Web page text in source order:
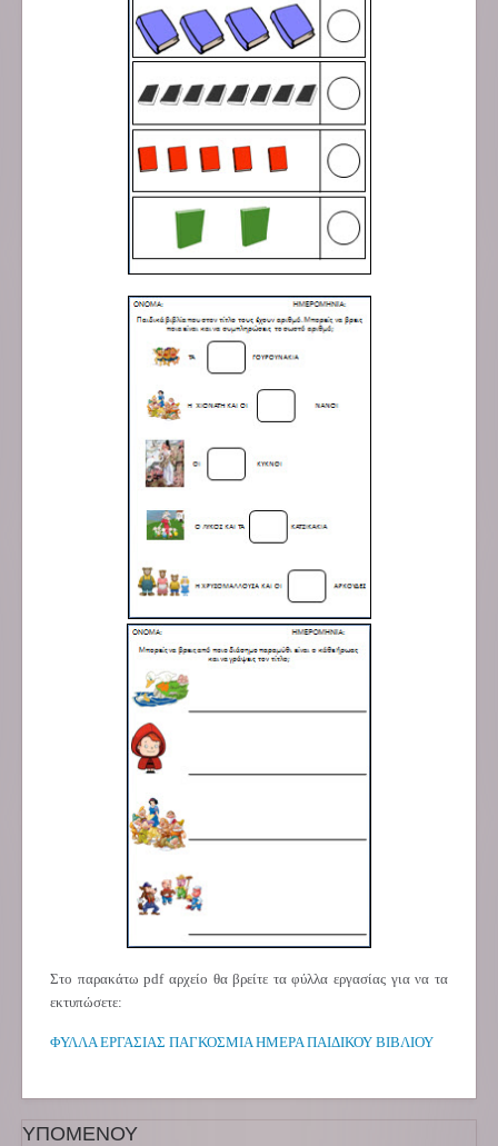
Στο παρακάτω pdf αρχείο θα βρείτε τα φύλλα εργασίας για να τα
εκτυπώσετε:
ΦΥΛΛΑ ΕΡΓΑΣΙΑΣ ΠΑΓΚΟΣΜΙΑ ΗΜΕΡΑ ΠΑΙΔΙΚΟΥ ΒΙΒΛΙΟΥ
ΥΠΟΜΕΝΟΥ